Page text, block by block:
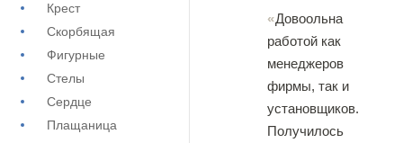
Крест
Скорбящая
Фигурные
Стелы
Сердце
Плащаница
Довоольна
работой как
менеджеров
фирмы, так и
установщиков.
Получилось